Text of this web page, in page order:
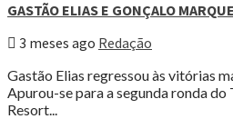
GASTÃO ELIAS E GONÇALO
3 meses ago Redação
Gastão Elias regressou às vitórias
Apurou-se para a segunda ronda do
Resort...